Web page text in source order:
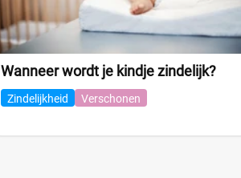
Wanneer wordt je kindje zindelijk?
Zindelijkheid Verschonen